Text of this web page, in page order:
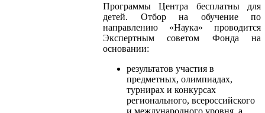
Программы Центра бесплатны для
детей. Отбор на обучение по
направлению «Наука» проводится
Экспертным советом Фонда на
основании:
результатов участия в
предметных, олимпиадах,
турнирах и конкурсах
регионального, всероссийского
и международного уровня, а